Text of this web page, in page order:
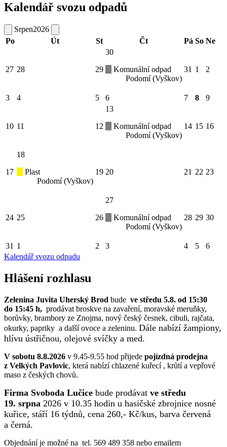
Kalendář svozu odpadů
Srpen2026
Po
Út St Čt Pá So Ne
27 28 29
30
Komunální odpad
Podomí (Vyškov)
31 1 2
3 4 5 6 7 8 9
10 11 12
13
Komunální odpad
Podomí (Vyškov)
14 15 16
17
18
Plast
Podomí (Vyškov)
19 20 21 22 23
24 25 26
27
Komunální odpad
Podomí (Vyškov)
28 29 30
31 1 2 3 4 5
6
Kalendář svozu odpadu
Hlášení rozhlasu
Zelenina Juvita Uherský Brod bude ve středu 5.8. od 15:30
do 15:45 h, prodávat broskve na zavaření, moravské meruňky,
borůvky, brambory ze Znojma, nový český česnek, cibuli, rajčata,
okurky, papriky a další ovoce a zeleninu. Dále nabízí žampiony,
hlívu ústřičnou, olejové svíčky a med.
V sobotu 8.8.2026 v 9.45-9.55 hod přijede pojízdná prodejna
z Velkých Pavlovic, která nabízí chlazené kuřecí , krůtí a vepřové
maso z českých chovů.
Firma Svoboda Lučice bude prodávat ve středu
19. srpna 2026 v 10.35 hodin u hasičské zbrojnice nosné
kuřice, stáří 16 týdnů, cena 260,- Kč/kus, barva červená
a černá.
Objednání je možné na tel. 569 489 358 nebo emailem